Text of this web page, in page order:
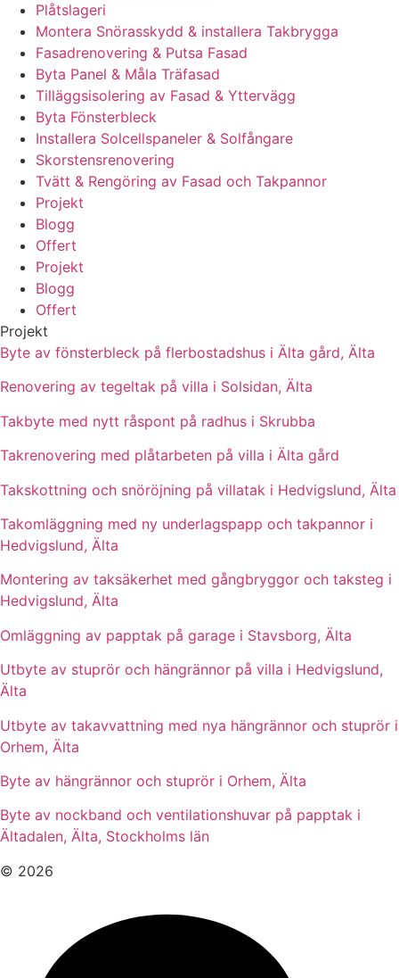
Plåtslageri
Montera Snörasskydd & installera Takbrygga
Fasadrenovering & Putsa Fasad
Byta Panel & Måla Träfasad
Tilläggsisolering av Fasad & Yttervägg
Byta Fönsterbleck
Installera Solcellspaneler & Solfångare
Skorstensrenovering
Tvätt & Rengöring av Fasad och Takpannor
Projekt
Blogg
Offert
Projekt
Blogg
Offert
Projekt
Byte av fönsterbleck på flerbostadshus i Älta gård, Älta
Renovering av tegeltak på villa i Solsidan, Älta
Takbyte med nytt råspont på radhus i Skrubba
Takrenovering med plåtarbeten på villa i Älta gård
Takskottning och snöröjning på villatak i Hedvigslund, Älta
Takomläggning med ny underlagspapp och takpannor i
Hedvigslund, Älta
Montering av taksäkerhet med gångbryggor och taksteg i
Hedvigslund, Älta
Omläggning av papptak på garage i Stavsborg, Älta
Utbyte av stuprör och hängrännor på villa i Hedvigslund,
Älta
Utbyte av takavvattning med nya hängrännor och stuprör i
Orhem, Älta
Byte av hängrännor och stuprör i Orhem, Älta
Byte av nockband och ventilationshuvar på papptak i
Ältadalen, Älta, Stockholms län
© 2026